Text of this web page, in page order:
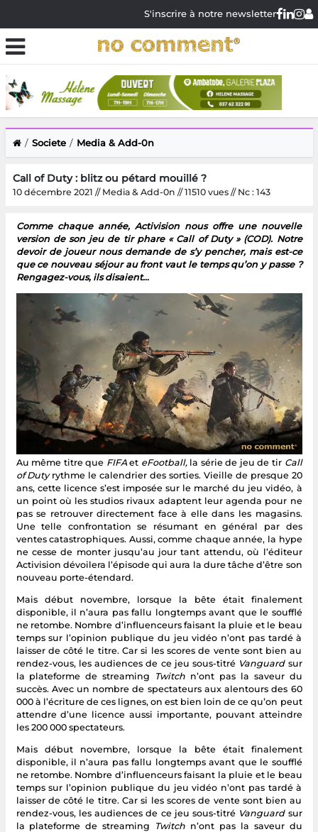
S'inscrire à notre newsletter
Societe Media & Add-0n
Call of Duty : blitz ou pétard mouillé ?
10 décembre 2021 // Media & Add-0n // 11510 vues // Nc : 143
Comme chaque année, Activision nous offre une nouvelle
version de son jeu de tir phare « Call of Duty » (COD). Notre
devoir de joueur nous demande de s’y pencher, mais est-ce
que ce nouveau séjour au front vaut le temps qu’on y passe ?
Rengagez-vous, ils disaient…
Au même titre que FIFAet eFootball,la série de jeu de tir Call
of Dutyrythme le calendrier des sorties. Vieille de presque 20
ans, cette licence s’est imposée sur le marché du jeu vidéo, à
un point où les studios rivaux adaptent leur agenda pour ne
pas se retrouver directement face à elle dans les magasins.
Une telle confrontation se résumant en général par des
ventes catastrophiques. Aussi, comme chaque année, la hype
ne cesse de monter jusqu’au jour tant attendu, où l’éditeur
Activision dévoilera l’épisode qui aura la dure tâche d’être son
nouveau porte-étendard.
Mais début novembre, lorsque la bête était finalement
disponible, il n’aura pas fallu longtemps avant que le soufflé
ne retombe. Nombre d’influenceurs faisant la pluie et le beau
temps sur l’opinion publique du jeu vidéo n’ont pas tardé à
laisser de côté le titre. Car si les scores de vente sont bien au
rendez-vous, les audiences de ce jeu sous-titré Vanguard sur
la plateforme de streaming
Twitch n’ont pas la saveur du
succès. Avec un nombre de spectateurs aux alentours des 60
000 à l’écriture de ces lignes, on est bien loin de ce qu’on peut
attendre d’une licence aussi importante, pouvant atteindre
les 200 000 spectateurs.
Mais début novembre, lorsque la bête était finalement
disponible, il n’aura pas fallu longtemps avant que le soufflé
ne retombe. Nombre d’influenceurs faisant la pluie et le beau
temps sur l’opinion publique du jeu vidéo n’ont pas tardé à
laisser de côté le titre. Car si les scores de vente sont bien au
rendez-vous, les audiences de ce jeu sous-titré Vanguard sur
la plateforme de streaming
Twitch n’ont pas la saveur du